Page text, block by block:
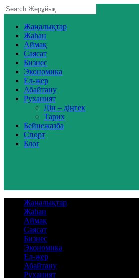
Жаңалықтар
Жаһан
Аймақ
Саясат
Бизнес
Экономика
Ел-жер
Абайтану
Руханият
Дін – діңгек
Тарих
Бейнежазба
Спорт
Блог
Жаңалықтар
Жаһан
Аймақ
Саясат
Бизнес
Экономика
Ел-жер
Абайтану
Руханият